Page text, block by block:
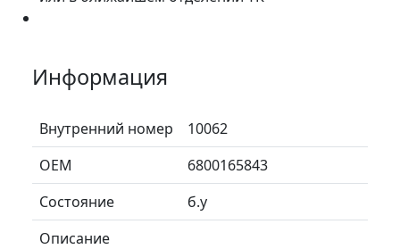
Информация
Внутренний номер
10062
ОЕМ
6800165843
Состояние
б.у
Описание